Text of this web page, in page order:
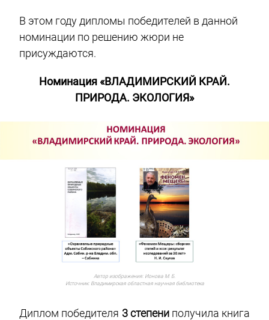
В этом году дипломы победителей в данной
номинации по решению жюри не
присуждаются.
Номинация «ВЛАДИМИРСКИЙ КРАЙ.
ПРИРОДА. ЭКОЛОГИЯ»
Автор изображения: Ионова М. Б.
Источник: Владимирская областная научная библиотека
Диплом победителя 3 степениполучила книга